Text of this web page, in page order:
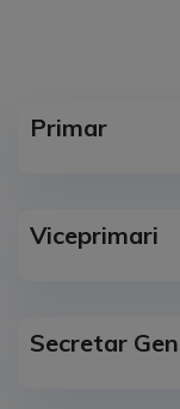
Primar
Viceprimari
Secretar